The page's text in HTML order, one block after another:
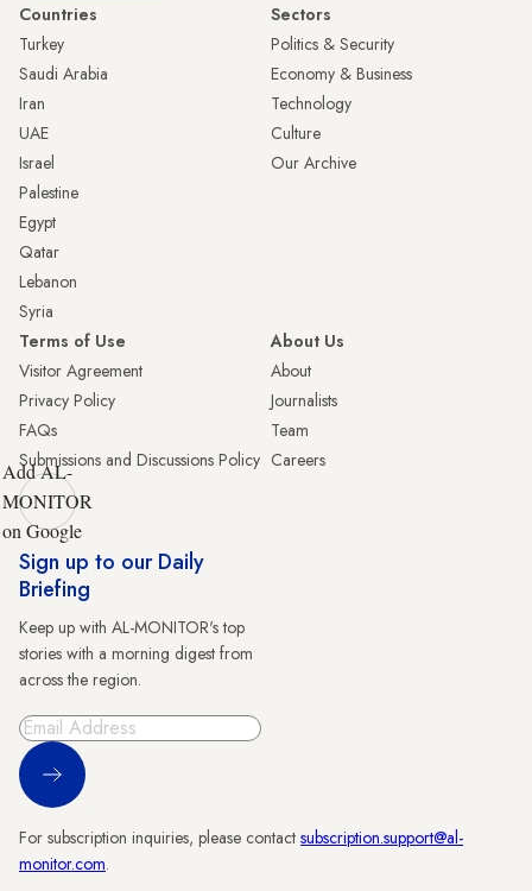
Countries
Turkey
Saudi Arabia
Iran
UAE
Israel
Palestine
Egypt
Qatar
Lebanon
Syria
Sectors
Politics & Security
Economy & Business
Technology
Culture
Our Archive
Terms of Use
Visitor Agreement
Privacy Policy
FAQs
Submissions and Discussions Policy
About Us
About
Journalists
Team
Careers
Add AL-
MONITOR
on Google
Sign up to our Daily
Briefing
Keep up with AL-MONITOR's top
stories with a morning digest from
across the region.
Sign Up
For subscription inquiries, please contact subscription.support@al-
monitor.com.